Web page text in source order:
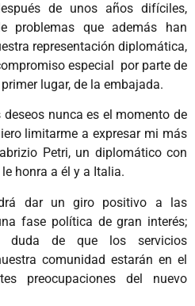
de unos años difíciles,
problemas que además han
representación diplomática,
especial por parte de
lugar, de la embajada.
nunca es el momento de
limitarme a expresar mi más
Petri, un diplomático con
honra a él y a Italia.
dar un giro positivo a las
fase política de gran interés;
duda de que los servicios
comunidad estarán en el
preocupaciones del nuevo